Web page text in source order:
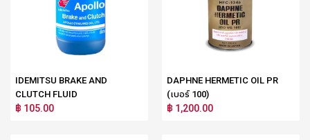
IDEMITSU BRAKE AND
CLUTCH FLUID
฿ 105.00
DAPHNE HERMETIC OIL PR
(เบอร์ 100)
฿ 1,200.00